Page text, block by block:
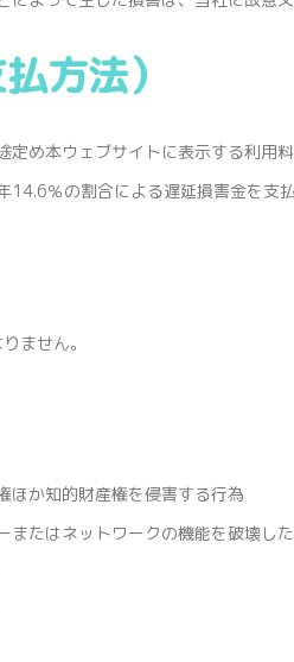
方法）
め本ウェブサイトに表示する利用
％の割合による遅延損害金を支払
ません。
ほか知的財産権を侵害する行為
たはネットワークの機能を破壊し